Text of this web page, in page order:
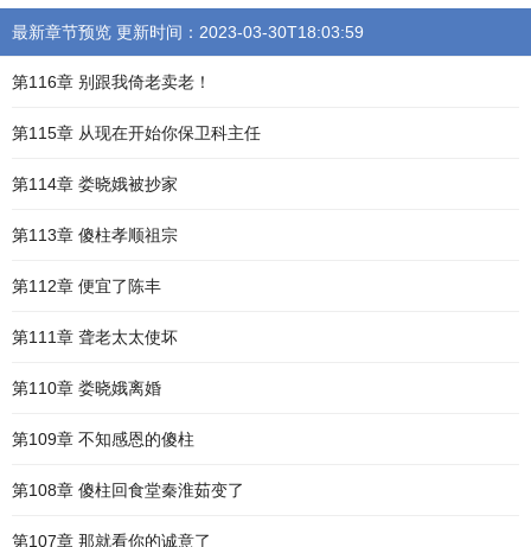
最新章节预览 更新时间：2023-03-30T18:03:59
第116章 别跟我倚老卖老！
第115章 从现在开始你保卫科主任
第114章 娄晓娥被抄家
第113章 傻柱孝顺祖宗
第112章 便宜了陈丰
第111章 聋老太太使坏
第110章 娄晓娥离婚
第109章 不知感恩的傻柱
第108章 傻柱回食堂秦淮茹变了
第107章 那就看你的诚意了